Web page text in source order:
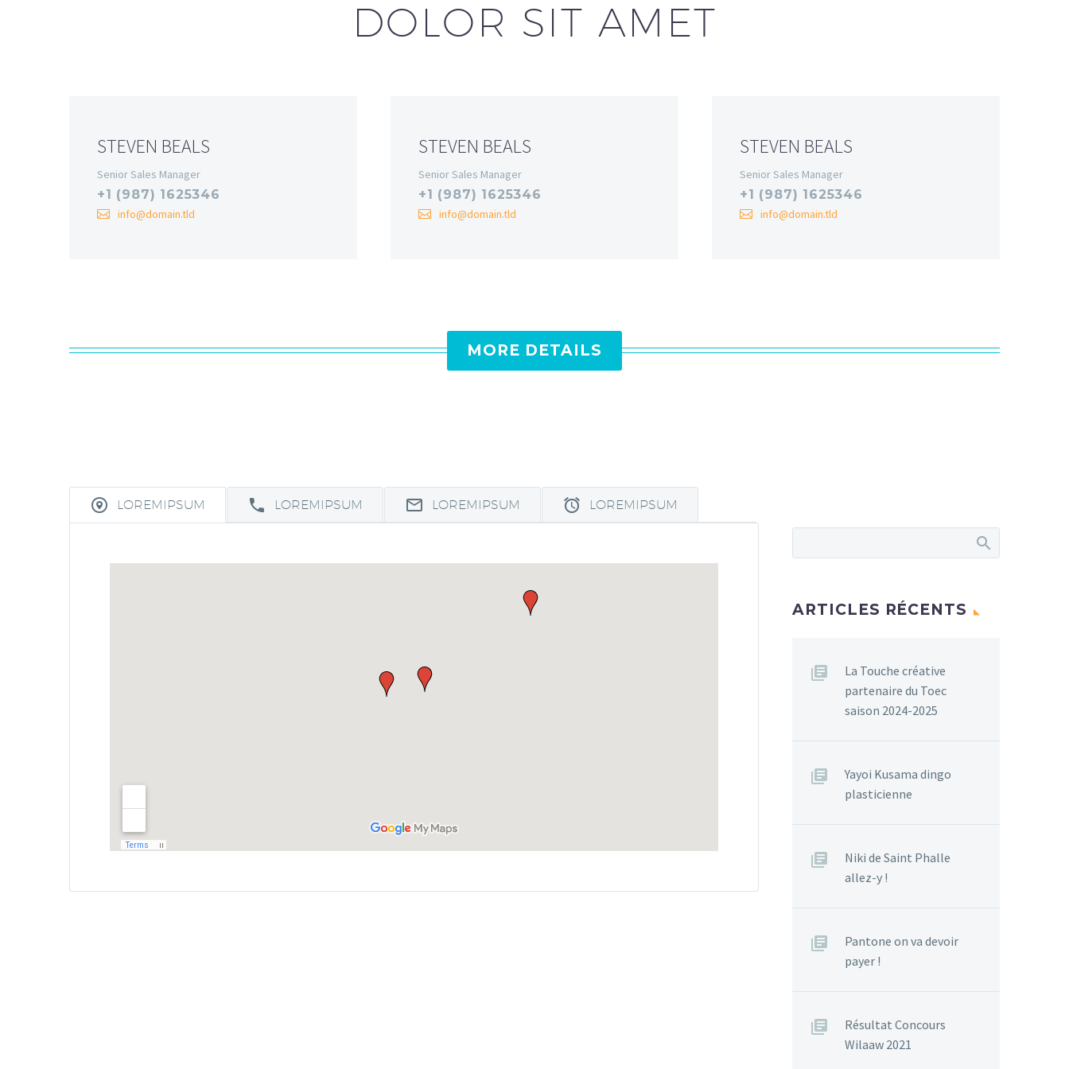
DOLOR SIT AMET
STEVEN BEALS
Senior Sales Manager
+1 (987) 1625346
info@domain.tld
STEVEN BEALS
Senior Sales Manager
+1 (987) 1625346
info@domain.tld
STEVEN BEALS
Senior Sales Manager
+1 (987) 1625346
info@domain.tld
MORE DETAILS
LOREMIPSUM LOREMIPSUM LOREMIPSUM LOREMIPSUM
ARTICLES RÉCENTS
La Touche créative
partenaire du Toec
saison 2024-2025
Yayoi Kusama dingo
plasticienne
Niki de Saint Phalle
allez-y !
Pantone on va devoir
payer !
Résultat Concours
Wilaaw 2021